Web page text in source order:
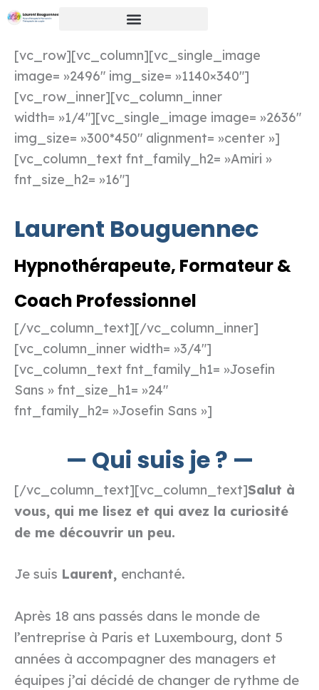
Aller
au
[vc_row][vc_column][vc_single_image
image= »2496″ img_size= »1140×340″]
[vc_row_inner][vc_column_inner
width= »1/4″][vc_single_image image= »2636″
img_size= »300*450″ alignment= »center »]
[vc_column_text fnt_family_h2= »Amiri »
fnt_size_h2= »16″]
Laurent Bouguennec
Hypnothérapeute, Formateur &
Coach Professionnel
[/vc_column_text][/vc_column_inner]
[vc_column_inner width= »3/4″]
[vc_column_text fnt_family_h1= »Josefin
Sans » fnt_size_h1= »24″
fnt_family_h2= »Josefin Sans »]
— Qui suis je ? —
[/vc_column_text][vc_column_text]Salut à
vous, qui me lisez et qui avez la curiosité
de me découvrir un peu.
Je suis Laurent, enchanté.
Après 18 ans passés dans le monde de
l’entreprise à Paris et Luxembourg, dont 5
années à accompagner des managers et
équipes j’ai décidé de changer de rythme de